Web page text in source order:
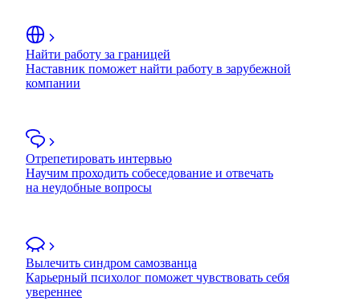
Найти работу за границей
Наставник поможет найти работу в зарубежной
компании
Отрепетировать интервью
Научим проходить собеседование и отвечать
на неудобные вопросы
Вылечить синдром самозванца
Карьерный психолог поможет чувствовать себя
увереннее